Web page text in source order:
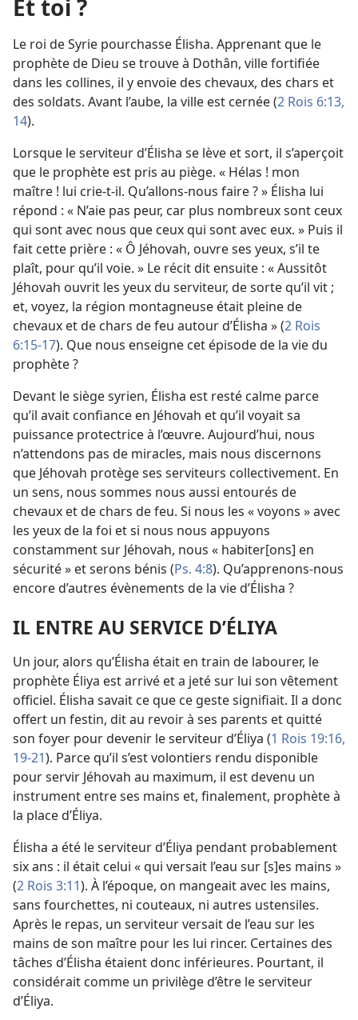
Et toi ?
Le roi de Syrie pourchasse Élisha. Apprenant que le
prophète de Dieu se trouve à Dothân, ville fortifiée
dans les collines, il y envoie des chevaux, des chars et
des soldats. Avant l’aube, la ville est cernée (2 Rois 6:13,
14).
Lorsque le serviteur d’Élisha se lève et sort, il s’aperçoit
que le prophète est pris au piège. « Hélas ! mon
maître ! lui crie-t-il. Qu’allons-nous faire ? » Élisha lui
répond : « N’aie pas peur, car plus nombreux sont ceux
qui sont avec nous que ceux qui sont avec eux. » Puis il
fait cette prière : « Ô Jéhovah, ouvre ses yeux, s’il te
plaît, pour qu’il voie. » Le récit dit ensuite : « Aussitôt
Jéhovah ouvrit les yeux du serviteur, de sorte qu’il vit ;
et, voyez, la région montagneuse était pleine de
chevaux et de chars de feu autour d’Élisha » (2 Rois
6:15-17). Que nous enseigne cet épisode de la vie du
prophète ?
Devant le siège syrien, Élisha est resté calme parce
qu’il avait confiance en Jéhovah et qu’il voyait sa
puissance protectrice à l’œuvre. Aujourd’hui, nous
n’attendons pas de miracles, mais nous discernons
que Jéhovah protège ses serviteurs collectivement. En
un sens, nous sommes nous aussi entourés de
chevaux et de chars de feu. Si nous les « voyons » avec
les yeux de la foi et si nous nous appuyons
constamment sur Jéhovah, nous « habiter[ons] en
sécurité » et serons bénis (Ps. 4:8). Qu’apprenons-nous
encore d’autres évènements de la vie d’Élisha ?
IL ENTRE AU SERVICE D’ÉLIYA
Un jour, alors qu’Élisha était en train de labourer, le
prophète Éliya est arrivé et a jeté sur lui son vêtement
officiel. Élisha savait ce que ce geste signifiait. Il a donc
offert un festin, dit au revoir à ses parents et quitté
son foyer pour devenir le serviteur d’Éliya (1 Rois 19:16,
19-21). Parce qu’il s’est volontiers rendu disponible
pour servir Jéhovah au maximum, il est devenu un
instrument entre ses mains et, finalement, prophète à
la place d’Éliya.
Élisha a été le serviteur d’Éliya pendant probablement
six ans : il était celui « qui versait l’eau sur [s]es mains »
(2 Rois 3:11). À l’époque, on mangeait avec les mains,
sans fourchettes, ni couteaux, ni autres ustensiles.
Après le repas, un serviteur versait de l’eau sur les
mains de son maître pour les lui rincer. Certaines des
tâches d’Élisha étaient donc inférieures. Pourtant, il
considérait comme un privilège d’être le serviteur
d’Éliya.